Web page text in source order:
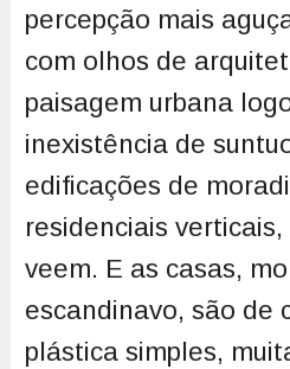
percepção mais
com olhos de
paisagem urbana
inexistência de
edificações de
residenciais
veem. E as casas,
escandinavo, são de
plástica simples,